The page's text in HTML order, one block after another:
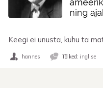
ning
Keegi ei unusta, kuhu ta
hannes Tõlked: inglise